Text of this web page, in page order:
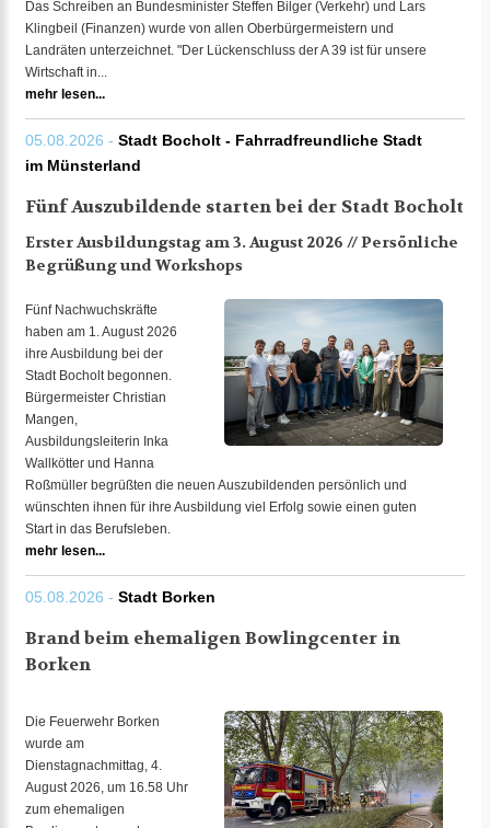
Das Schreiben an Bundesminister Steffen Bilger (Verkehr) und Lars
Klingbeil (Finanzen) wurde von allen Oberbürgermeistern und
Landräten unterzeichnet. "Der Lückenschluss der A 39 ist für unsere
Wirtschaft in...
mehr lesen...
05.08.2026 - Stadt Bocholt - Fahrradfreundliche Stadt
im Münsterland
Fünf Auszubildende starten bei der Stadt Bocholt
Erster Ausbildungstag am 3. August 2026 // Persönliche
Begrüßung und Workshops
Fünf Nachwuchskräfte
haben am 1. August 2026
ihre Ausbildung bei der
Stadt Bocholt begonnen.
Bürgermeister Christian
Mangen,
Ausbildungsleiterin Inka
Wallkötter und Hanna
Roßmüller begrüßten die neuen Auszubildenden persönlich und
wünschten ihnen für ihre Ausbildung viel Erfolg sowie einen guten
Start in das Berufsleben.
mehr lesen...
05.08.2026 - Stadt Borken
Brand beim ehemaligen Bowlingcenter in
Borken
Die Feuerwehr Borken
wurde am
Dienstagnachmittag, 4.
August 2026, um 16.58 Uhr
zum ehemaligen